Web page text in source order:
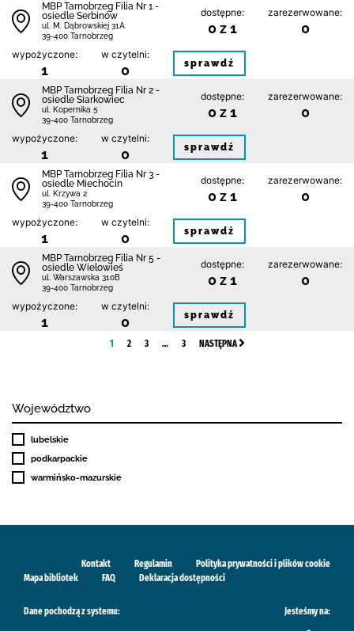
MBP Tarnobrzeg Filia Nr 1 -
osiedle Serbinów
ul. M. Dąbrowskiej 31A
39-400 Tarnobrzeg
dostępne:
0 z 1
zarezerwowane:
0
wypożyczone:
1
w czytelni:
0 sprawdź
MBP Tarnobrzeg Filia Nr 2 -
osiedle Siarkowiec
ul. Kopernika 5
39-400 Tarnobrzeg
dostępne:
0 z 1
zarezerwowane:
0
wypożyczone:
1
w czytelni:
0 sprawdź
MBP Tarnobrzeg Filia Nr 3 -
osiedle Miechocin
ul. Krzywa 2
39-400 Tarnobrzeg
dostępne:
0 z 1
zarezerwowane:
0
wypożyczone:
1
w czytelni:
0 sprawdź
MBP Tarnobrzeg Filia Nr 5 -
osiedle Wielowieś
ul. Warszawska 310B
39-400 Tarnobrzeg
dostępne:
0 z 1
zarezerwowane:
0
wypożyczone:
1
w czytelni:
0 sprawdź
1 2 3 … 3 NASTĘPNA
Województwo
lubelskie
podkarpackie
warmińsko-mazurskie
Kontakt Regulamin
Polityka prywatności i plików cookie
Mapa bibliotek
FAQ Deklaracja dostępności
Dane pochodzą z systemu: Jesteśmy na: